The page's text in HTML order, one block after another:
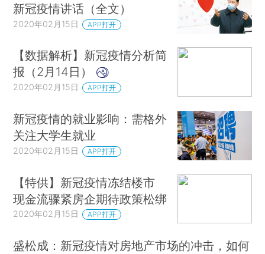
新冠疫情讲话（全文）
2020年02月15日 APP打开
【数据解析】新冠疫情分析简
报（2月14日）
2020年02月15日 APP打开
新冠疫情的就业影响：需格外
关注大学生就业
2020年02月15日 APP打开
【特供】新冠疫情冻结楼市
现金流骤紧房企期待政策松绑
2020年02月15日 APP打开
盛松成：新冠疫情对房地产市场的冲击，如何